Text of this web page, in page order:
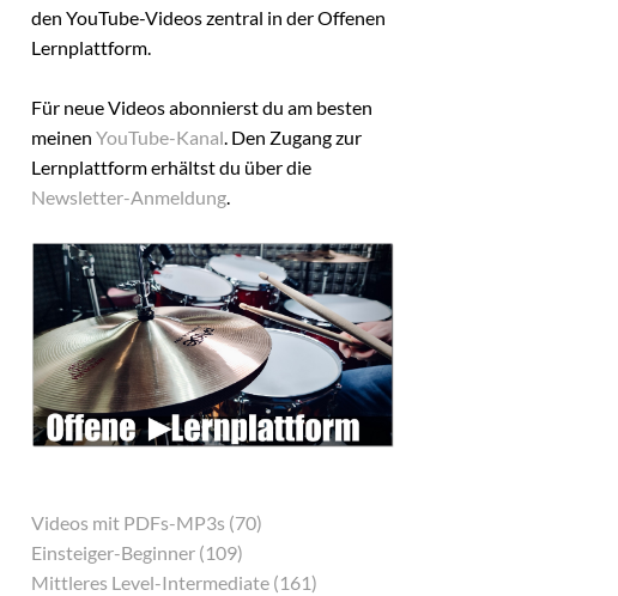
den YouTube-Videos zentral in der Offenen
Lernplattform.
Für neue Videos abonnierst du am besten
meinen YouTube-Kanal. Den Zugang zur
Lernplattform erhältst du über die
Newsletter-Anmeldung.
Videos mit PDFs-MP3s (70)
Einsteiger-Beginner (109)
Mittleres Level-Intermediate (161)